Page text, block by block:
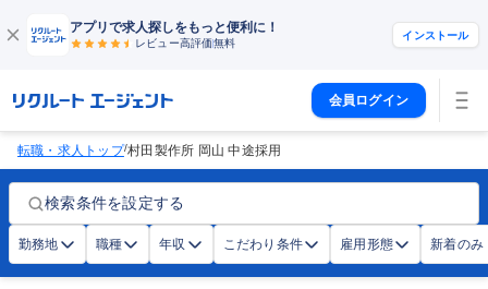
アプリで求人探しをもっと便利に！
レビュー高評価無料
インストール
会員ログイン
転職・求人トップ/村田製作所 岡山 中途採用
検索条件を設定する
勤務地 職種 年収 こだわり条件 雇用形態 新着のみ